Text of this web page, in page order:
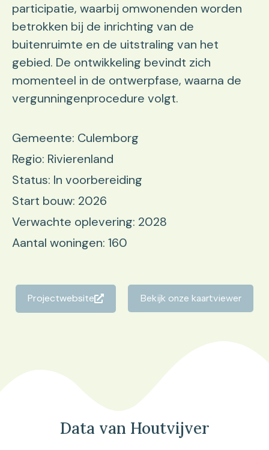
participatie, waarbij omwonenden worden
betrokken bij de inrichting van de
buitenruimte en de uitstraling van het
gebied. De ontwikkeling bevindt zich
momenteel in de ontwerpfase, waarna de
vergunningenprocedure volgt.
Gemeente: Culemborg
Regio: Rivierenland
Status: In voorbereiding
Start bouw: 2026
Verwachte oplevering: 2028
Aantal woningen: 160
Projectwebsite Bekijk onze kaartviewer
Data van Houtvijver